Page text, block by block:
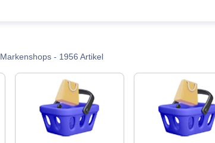
Markenshops- 1956 Artikel